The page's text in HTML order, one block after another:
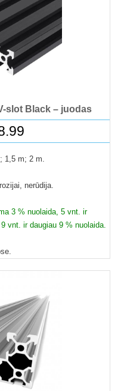
ilgių profilių galite kreiptis
ilgį.
slot Black – juodas
1,5 m; 2 m.
nerūdija.
3 % nuolaida, 5 vnt. ir
vnt. ir daugiau 9 % nuolaida.
ilgių profilių galite kreiptis
ilgį.